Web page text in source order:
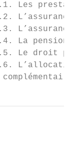
Les
L’assurance
L’assurance
La
Le droit